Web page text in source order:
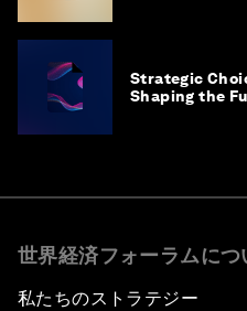
Strategic
Shaping the
世界経済フォーラムにつ
私たちのストラテジー